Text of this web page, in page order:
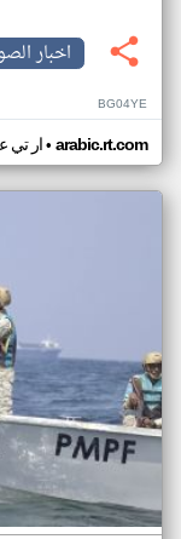
اخبار
BG04YE
ار تي• arabic.rt.com